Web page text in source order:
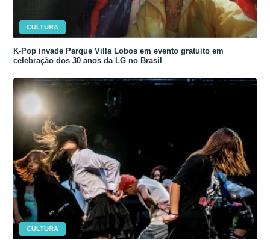
CULTURA
K-Pop invade Parque Villa Lobos em evento gratuito em
celebração dos 30 anos da LG no Brasil
CULTURA